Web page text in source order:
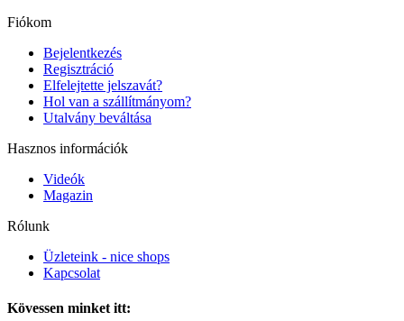
Fiókom
Bejelentkezés
Regisztráció
Elfelejtette jelszavát?
Hol van a szállítmányom?
Utalvány beváltása
Hasznos információk
Videók
Magazin
Rólunk
Üzleteink - nice shops
Kapcsolat
Kövessen minket itt: